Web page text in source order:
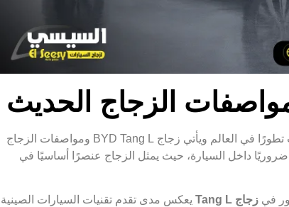
تُعد صناعة السيارات الكهربائية واحدة من أسرع الصناعات تطورًا في العالم ويأتي زجاج BYD Tang L ومواصفات الزجاج
ضروريًا داخل السيارة، حيث يمثل الزجاج عنصرًا أساسيًا في
في زجاج Tang L
يعكس مدى تقدم تقنيات السيارات الصينية